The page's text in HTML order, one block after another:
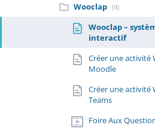
Wooclap (4)
Wooclap –
interactif
Créer une activité
Moodle
Créer une activité
Teams
Foire Aux